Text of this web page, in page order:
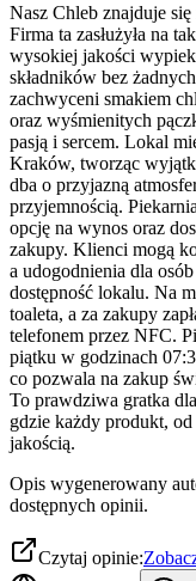
Nasz Chleb znajduje
Firma ta zasłużyła na
wysokiej jakości
składników bez
zachwyceni smakiem
oraz wyśmienitych
pasją i sercem. Lokal
Kraków, tworząc
dba o przyjazną
przyjemnością.
opcję na wynos oraz
zakupy. Klienci mogą
a udogodnienia dla
dostępność lokalu. Na
toaleta, a za zakupy
telefonem przez NFC.
piątku w godzinach
co pozwala na zakup
To prawdziwa gratka
gdzie każdy produkt,
jakością.
Opis wygenerowany
dostępnych opinii.
Czytaj opinie: